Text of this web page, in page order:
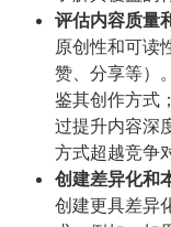
评估内容质量
原创性和可读
赞、分享等）
鉴其创作方式
过提升内容深
方式超越竞争
创建差异化和
创建更具差异